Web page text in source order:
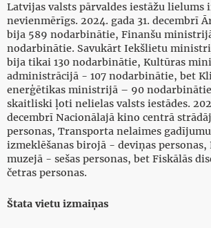
Latvijas valsts pārvaldes iestāžu lielums
nevienmērīgs. 2024. gada 31. decembrī
bija 589 nodarbinātie, Finanšu
nodarbinātie. Savukārt Iekšlietu
bija tikai 130 nodarbinātie, Kultūras
administrācijā - 107 nodarbinātie, bet
enerģētikas ministrijā – 90
skaitliski ļoti nelielas valsts iestādes.
decembrī Nacionālajā kino centrā
personas, Transporta nelaimes
izmeklēšanas birojā - deviņas personas,
muzejā - sešas personas, bet Fiskālās
četras personas.
Štata vietu izmaiņas